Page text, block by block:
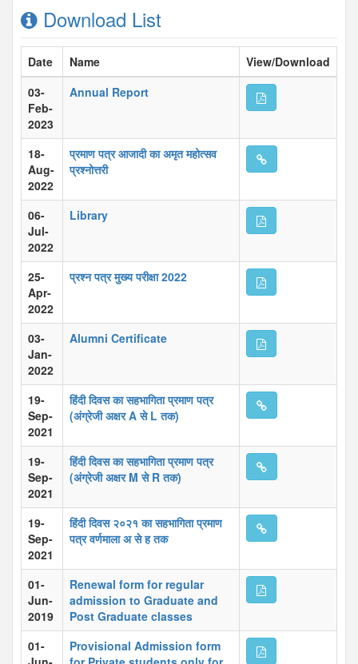
Download List
Date Name
View/Download
03-
Feb-
2023
Annual Report
18-
Aug-
2022
प्रमाण पत्र आजादी का अमृत महोत्सव
प्रश्नोत्तरी
06-
Jul-
2022
Library
25-
Apr-
2022
प्रश्न पत्र मुख्य परीक्षा 2022
03-
Jan-
2022
Alumni Certificate
19-
Sep-
2021
हिंदी दिवस का सहभागिता प्रमाण पत्र
(अंग्रेजी अक्षर A से L तक)
19-
Sep-
2021
हिंदी दिवस का सहभागिता प्रमाण पत्र
(अंग्रेजी अक्षर M से R तक)
19-
Sep-
2021
हिंदी दिवस २०२१ का सहभागिता प्रमाण
पत्र वर्णमाला अ से ह तक
01-
Jun-
2019
Renewal form for regular
admission to Graduate and
Post Graduate classes
01-
Provisional Admission form